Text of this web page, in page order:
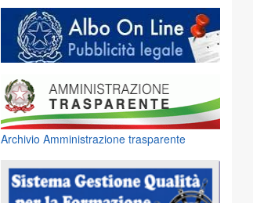
Archivio Amministrazione trasparente